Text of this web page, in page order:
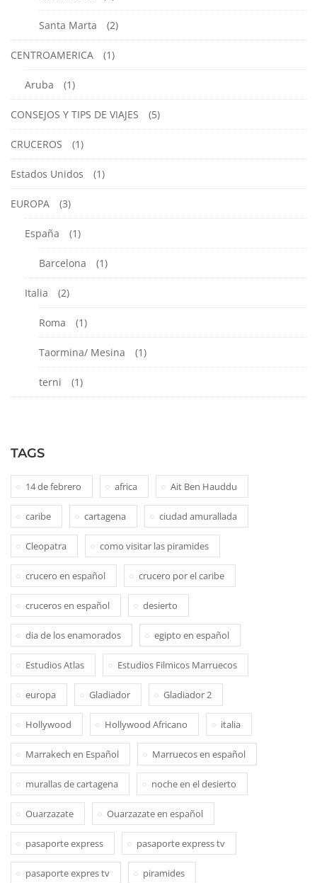
Santa Marta (2)
CENTROAMERICA (1)
Aruba (1)
CONSEJOS Y TIPS DE VIAJES (5)
CRUCEROS (1)
Estados Unidos (1)
EUROPA (3)
España (1)
Barcelona (1)
Italia (2)
Roma (1)
Taormina/ Mesina (1)
terni (1)
TAGS
14 de febrero africa Ait Ben Hauddu
caribe cartagena ciudad amurallada
Cleopatra como visitar las piramides
crucero en español crucero por el caribe
cruceros en español desierto
dia de los enamorados egipto en español
Estudios Atlas Estudios Filmicos Marruecos
europa Gladiador Gladiador 2
Hollywood Hollywood Africano italia
Marrakech en Español Marruecos en español
murallas de cartagena noche en el desierto
Ouarzazate Ouarzazate en español
pasaporte express pasaporte express tv
pasaporte expres tv piramides